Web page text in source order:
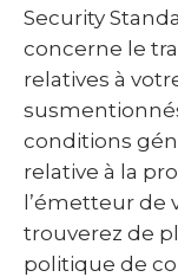
Security
concerne le
relatives à
conditions
relative à la
l’émetteur de
trouverez de
politique de